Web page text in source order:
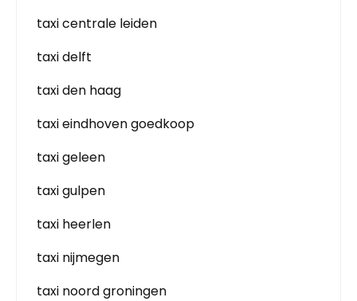
taxi centrale leiden
taxi delft
taxi den haag
taxi eindhoven goedkoop
taxi geleen
taxi gulpen
taxi heerlen
taxi nijmegen
taxi noord groningen